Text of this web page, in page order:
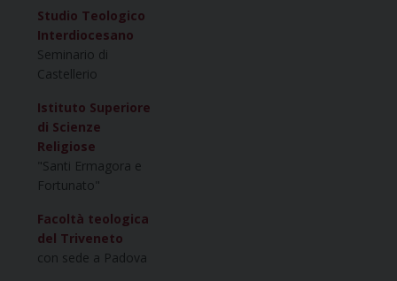
Studio Teologico
Interdiocesano
Seminario di
Castellerio
Istituto Superiore
di Scienze
Religiose
"Santi Ermagora e
Fortunato"
Facoltà teologica
del Triveneto
con sede a Padova